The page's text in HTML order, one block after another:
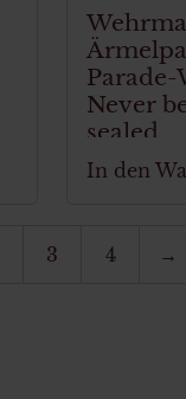
Parade-
Never
sealed
In den
3 4 →